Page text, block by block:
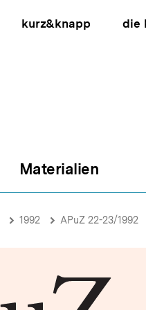
kurz&knapp die
Materialien
1992 APuZ 22-23/1992